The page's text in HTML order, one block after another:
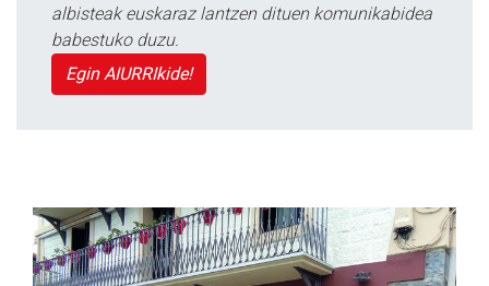
albisteak euskaraz lantzen dituen komunikabidea
babestuko duzu.
Egin AIURRIkide!